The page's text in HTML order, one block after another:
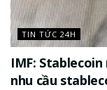
TIN TỨC 24H
IMF:
nhu cầu